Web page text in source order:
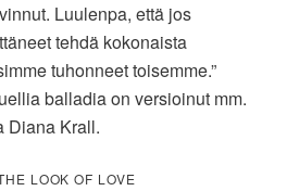
Luulenpa, että jos
tehdä kokonaista
tuhonneet toisemme.”
balladia on versioinut mm.
Diana Krall.
LOOK OF LOVE